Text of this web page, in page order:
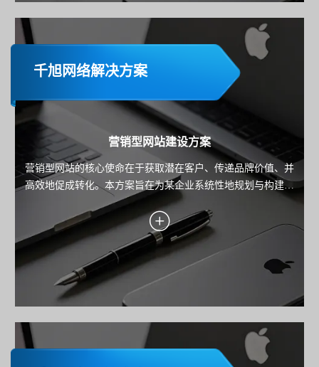
千旭网络解决方案
营销型网站建设方案
营销型网站的核心使命在于获取潜在客户、传递品牌价值、并
高效地促成转化。本方案旨在为某企业系统性地规划与构建一
个以数据驱动、以用户为中心、以转化为导向的高性能营销平
台。方案将深入阐述从目标设定、用户洞察、转化引擎设计到
技术实现与持续优化的全链路策略，确保每一分投入都能带来
可衡量的业务回报。